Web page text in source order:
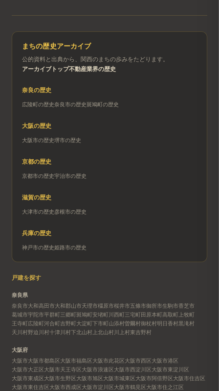
まちの歴史アーカイブ
公的資料と出典から、関西のまちの歩みをたどります。
アーカイブトップ不動産業界の歴史
奈良の歴史
広陵町の歴史奈良市の歴史斑鳩町の歴史
大阪の歴史
大阪市の歴史堺市の歴史
京都の歴史
京都市の歴史宇治市の歴史
滋賀の歴史
大津市の歴史 彦根市の歴史
兵庫の歴史
神戸市の歴史姫路市の歴史
戸建を探す
奈良県
奈良市大和高田市大和郡山市天理市橿原市桜井市五條市御所市生駒市香芝市
葛城市宇陀市平群町三郷町斑鳩町安堵町川西町三宅町田原本町高取町 上牧町
王寺町広陵町河合町吉野町大淀町下市町山添村曽爾村御杖村明日香村黒滝村
天川村野迫川村十津川村下北山村 上北山村川上村東吉野村
大阪府
大阪市大阪市都島区大阪市福島区大阪市此花区大阪市西区大阪市港区
大阪市大正区大阪市天王寺区大阪市浪速区大阪市西淀川区大阪市東淀川区
大阪市東成区大阪市生野区大阪市旭区大阪市城東区大阪市阿倍野区大阪市住吉区
大阪市東住吉区大阪市西成区大阪市淀川区大阪市鶴見区大阪市住之江区